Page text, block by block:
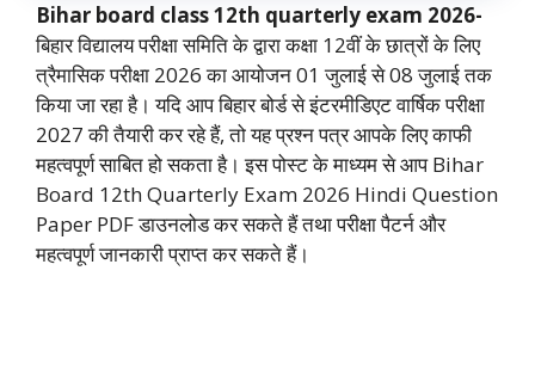
Bihar board class 12th quarterly exam 2026-
बिहार विद्यालय परीक्षा समिति के द्वारा कक्षा 12वीं के छात्रों के लिए
त्रैमासिक परीक्षा 2026 का आयोजन 01 जुलाई से 08 जुलाई तक
किया जा रहा है। यदि आप बिहार बोर्ड से इंटरमीडिएट वार्षिक परीक्षा
2027 की तैयारी कर रहे हैं, तो यह प्रश्न पत्र आपके लिए काफी
महत्वपूर्ण साबित हो सकता है। इस पोस्ट के माध्यम से आप Bihar
Board 12th Quarterly Exam 2026 Hindi Question
Paper PDF डाउनलोड कर सकते हैं तथा परीक्षा पैटर्न और
महत्वपूर्ण जानकारी प्राप्त कर सकते हैं।